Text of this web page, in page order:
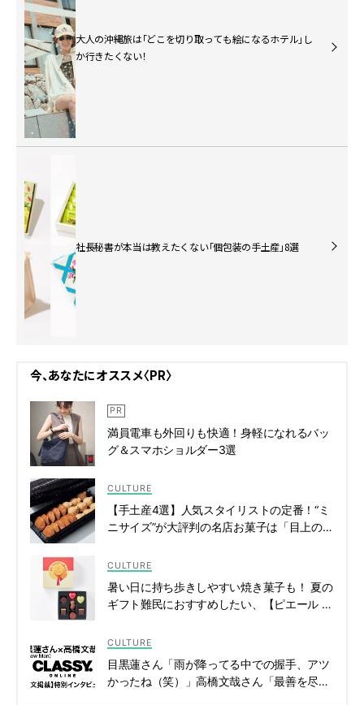
大人の沖縄旅は「どこを切り取っても絵になるホテル」し
か行きたくない！
社長秘書が本当は教えたくない「個包装の手土産」8選
今、あなたにオススメ〈PR〉
満員電車も外回りも快適！身軽になれるバッ
グ＆スマホショルダー3選
CULTURE
【手土産4選】人気スタイリストの定番！“ミ
ニサイズ”が大評判の名店お菓子は「目上の方
ィ]
CULTURE
暑い日に持ち歩きしやすい焼き菓子も！ 夏の
ギフト難民におすすめしたい、【ピエール マ
CLASSY.[クラッシィ]
CULTURE
目黒蓮さん「雨が降ってる中での握手、アツ
かったね（笑）」高橋文哉さん「最善を尽く